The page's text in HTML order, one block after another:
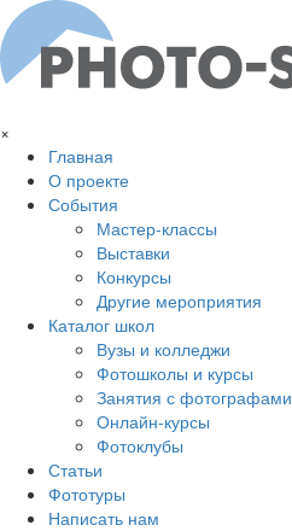
Перейти к основному содержанию
×
Главная
О проекте
События
Мастер-классы
Выставки
Конкурсы
Другие мероприятия
Каталог школ
Вузы и колледжи
Фотошколы и курсы
Занятия с фотографами
Онлайн-курсы
Фотоклубы
Статьи
Фототуры
Написать нам